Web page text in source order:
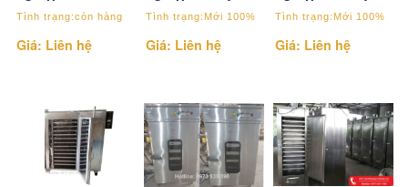
Tình trạng:còn hàng
Giá: Liên hệ
Tình trạng:Mới 100%
Giá: Liên hệ
Tình trạng:Mới 100%
Giá: Liên hệ